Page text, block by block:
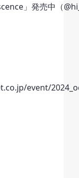
」発売中（
event/